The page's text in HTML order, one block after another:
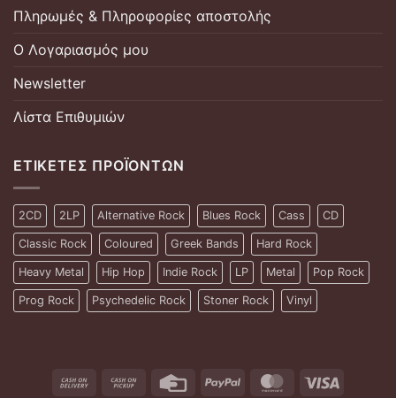
Πληρωμές & Πληροφορίες αποστολής
Ο Λογαριασμός μου
Newsletter
Λίστα Επιθυμιών
ΕΤΙΚΈΤΕΣ ΠΡΟΪΌΝΤΩΝ
2CD 2LP Alternative Rock Blues Rock Cass CD
Classic Rock Coloured Greek Bands Hard Rock
Heavy Metal Hip Hop Indie Rock LP Metal Pop Rock
Prog Rock Psychedelic Rock Stoner Rock Vinyl
Cash
Cash
Credit
PayPal MasterCard